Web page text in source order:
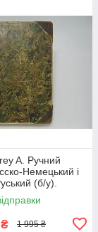
A. Ручний
Немецький і
(б/у).
₴ 1 995 ₴